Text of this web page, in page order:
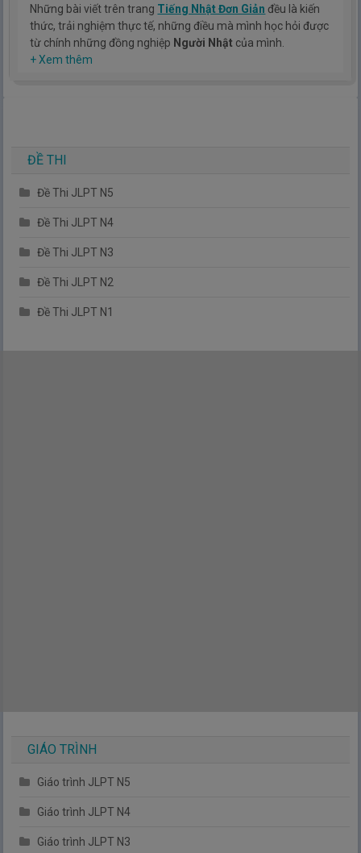
Những bài viết trên trang Tiếng Nhật Đơn Giản đều là kiến
thức, trải nghiệm thực tế, những điều mà mình học hỏi được
từ chính những đồng nghiệp Người Nhật của mình.
Hy vọng rằng kinh nghiệm mà mình có được sẽ giúp các bạn
+ Xem thêm
ĐỀ THI
Đề Thi JLPT N5
Đề Thi JLPT N4
Đề Thi JLPT N3
Đề Thi JLPT N2
Đề Thi JLPT N1
GIÁO TRÌNH
Giáo trình JLPT N5
Giáo trình JLPT N4
Giáo trình JLPT N3